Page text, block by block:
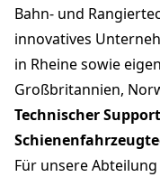
Bahn- und
innovatives
in Rheine sowie
Großbritannien,
Technischer
Für unsere